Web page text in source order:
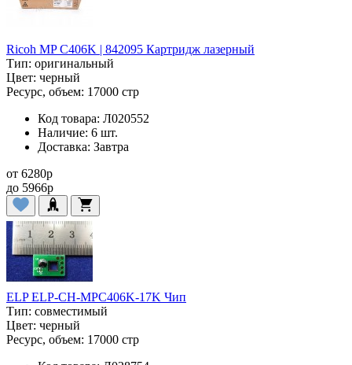
Ricoh MP C406K | 842095 Картридж лазерный
Тип: оригинальный
Цвет: черный
Ресурс, объем: 17000 стр
Код товара: Л020552
Наличие: 6 шт.
Доставка: Завтра
от 6280p
до 5966p
ELP ELP-CH-MPC406K-17K Чип
Тип: совместимый
Цвет: черный
Ресурс, объем: 17000 стр